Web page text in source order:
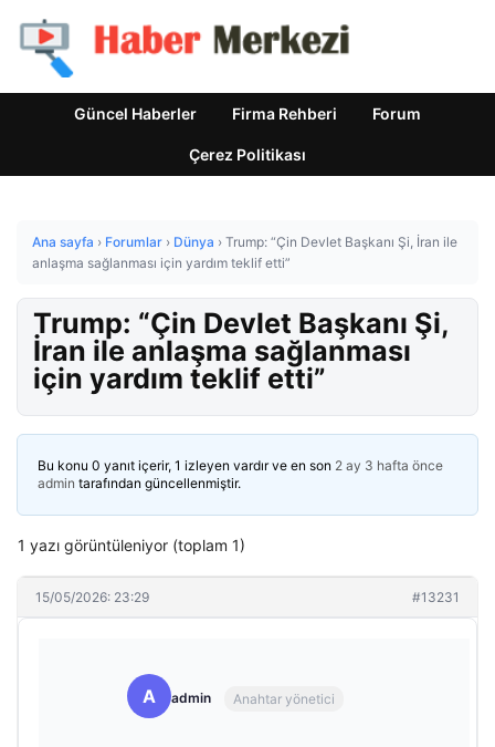
Güncel Haberler Firma Rehberi Forum
Çerez Politikası
Ana sayfa › Forumlar › Dünya › Trump: “Çin Devlet Başkanı Şi, İran ile
anlaşma sağlanması için yardım teklif etti”
Trump: “Çin Devlet Başkanı Şi,
İran ile anlaşma sağlanması
için yardım teklif etti”
Bu konu 0 yanıt içerir, 1 izleyen vardır ve en son 2 ay 3 hafta önce
admin tarafından güncellenmiştir.
1 yazı görüntüleniyor (toplam 1)
15/05/2026: 23:29 #13231
A admin Anahtar yönetici